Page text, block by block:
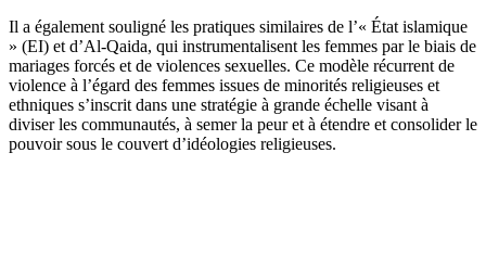
Il a également souligné les pratiques similaires de l’« État islamique
» (EI) et d’Al-Qaida, qui instrumentalisent les femmes par le biais de
mariages forcés et de violences sexuelles. Ce modèle récurrent de
violence à l’égard des femmes issues de minorités religieuses et
ethniques s’inscrit dans une stratégie à grande échelle visant à
diviser les communautés, à semer la peur et à étendre et consolider le
pouvoir sous le couvert d’idéologies religieuses.